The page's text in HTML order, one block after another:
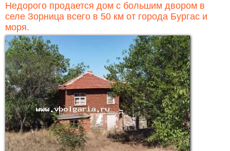
Недорого продается дом с большим двором в
селе Зорница всего в 50 км от города Бургас и
моря.